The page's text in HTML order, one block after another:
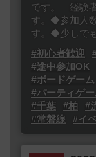
です。 経験
す。◆参加人
す。◆少しで
#初心者歓迎
#途中参加OK
#ボードゲーム
#パーティゲー
#千葉
#柏 #
#常磐線
#イ